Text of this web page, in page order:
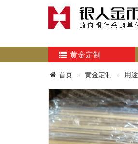
黄金定制
首页 黄金定制 用途